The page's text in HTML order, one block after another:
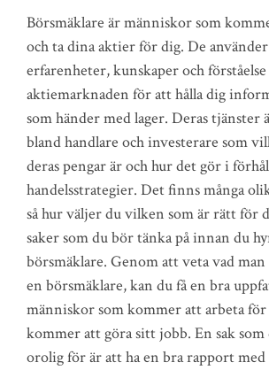
Börsmäklare är människor som
och ta dina aktier för dig. De
erfarenheter, kunskaper och
aktiemarknaden för att hålla dig
som händer med lager. Deras tjänster
bland handlare och investerare som
deras pengar är och hur det gör i
handelsstrategier. Det finns många
så hur väljer du vilken som är rätt för
saker som du bör tänka på innan du
börsmäklare. Genom att veta vad
en börsmäklare, kan du få en bra
människor som kommer att arbeta för
kommer att göra sitt jobb. En sak
orolig för är att ha en bra rapport med